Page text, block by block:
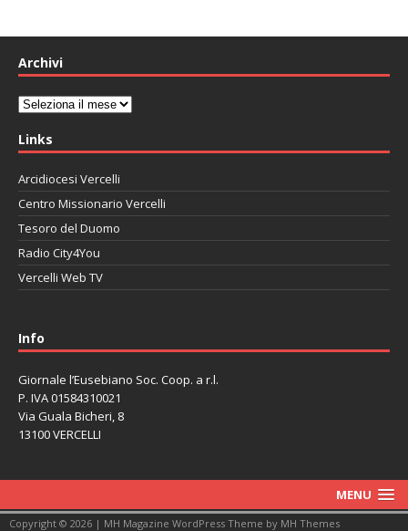
Archivi
Archivi
Links
Arcidiocesi Vercelli
Centro Missionario Vercelli
Tesoro del Duomo
Radio City4You
Vercelli Web TV
Info
Giornale l’Eusebiano Soc. Coop. a r.l.
P. IVA 01584310021
Via Guala Bicheri, 8
13100 VERCELLI
MENU
Copyright © 2026 | MH Magazine WordPress Theme by MH Themes